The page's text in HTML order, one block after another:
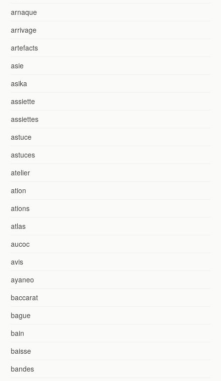
arnaque
arrivage
artefacts
asie
asika
assiette
assiettes
astuce
astuces
atelier
ation
ations
atlas
aucoc
avis
ayaneo
baccarat
bague
bain
baisse
bandes